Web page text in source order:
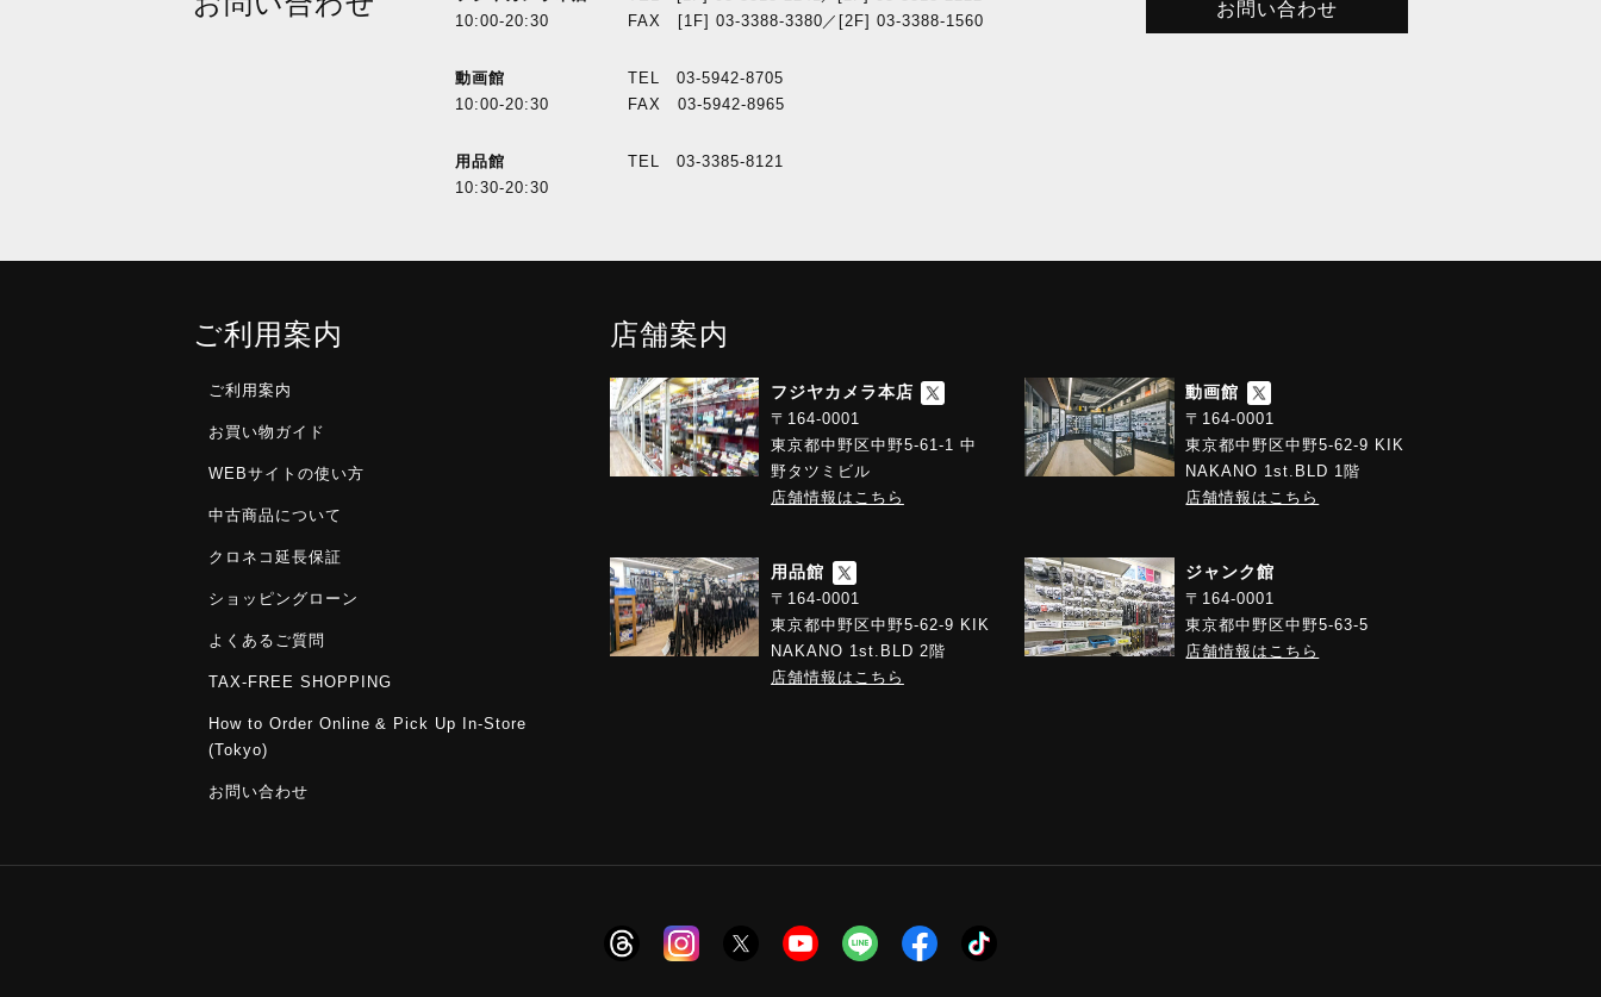
10:00-20:30
FAX [1F] 03-3388-3380／[2F] 03-3388-1560
動画館
10:00-20:30
TEL 03-5942-8705
FAX 03-5942-8965
用品館
10:30-20:30
TEL 03-3385-8121
お問い合わせ
ご利用案内
ご利用案内
お買い物ガイド
WEBサイトの使い方
中古商品について
クロネコ延長保証
ショッピングローン
よくあるご質問
TAX-FREE SHOPPING
How to Order Online & Pick Up In-Store
(Tokyo)
お問い合わせ
店舗案内
フジヤカメラ本店
〒164-0001
東京都中野区中野5-61-1 中
野タツミビル
店舗情報はこちら
動画館
〒164-0001
東京都中野区中野5-62-9 KIK
NAKANO 1st.BLD 1階
店舗情報はこちら
用品館
〒164-0001
東京都中野区中野5-62-9 KIK
NAKANO 1st.BLD 2階
店舗情報はこちら
ジャンク館
〒164-0001
東京都中野区中野5-63-5
店舗情報はこちら